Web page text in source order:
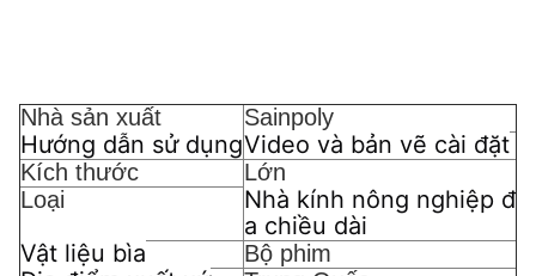
Nhà sản xuất Sainpoly
Hướng dẫn sử dụngVideo và bản vẽ cài đặt
Kích thước
Lớn
Loại
Nhà kính nông nghiệp đ
a chiều dài
Vật liệu bìa
Bộ phim